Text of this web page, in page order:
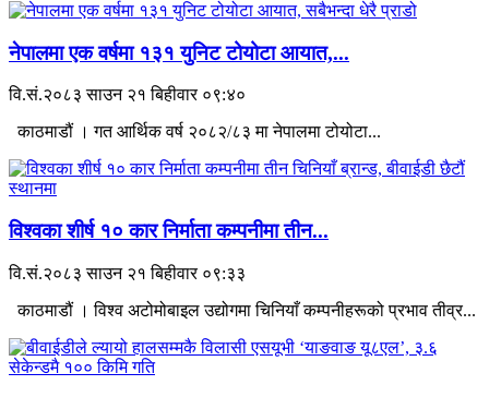
नेपालमा एक वर्षमा १३१ युनिट टोयोटा आयात,...
वि.सं.२०८३ साउन २१ बिहीवार ०९:४०
काठमाडौं । गत आर्थिक वर्ष २०८२/८३ मा नेपालमा टोयोटा...
विश्वका शीर्ष १० कार निर्माता कम्पनीमा तीन...
वि.सं.२०८३ साउन २१ बिहीवार ०९:३३
काठमाडौं । विश्व अटोमोबाइल उद्योगमा चिनियाँ कम्पनीहरूको प्रभाव तीव्र...